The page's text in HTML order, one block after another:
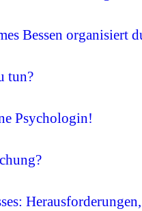
Bessen
tun?
Psychologin!